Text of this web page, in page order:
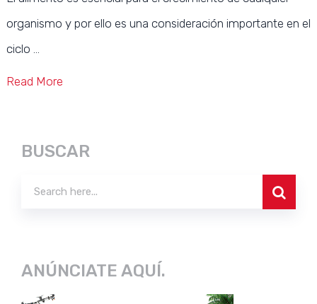
organismo y por ello es una consideración importante en el
ciclo …
Read More
BUSCAR
ANÚNCIATE AQUÍ.
SUBSCRIBE NOW